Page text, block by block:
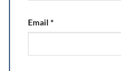
Email *